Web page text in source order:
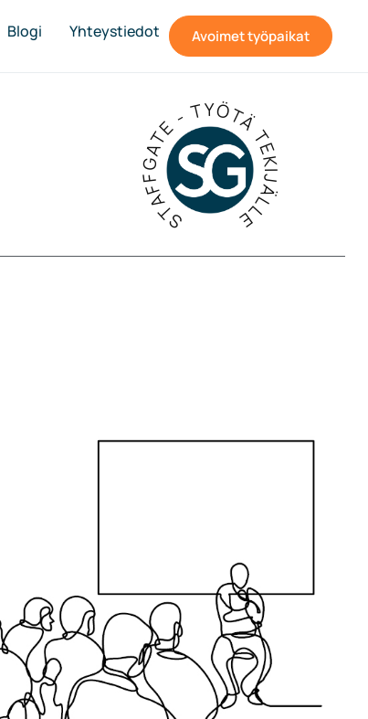
Blogi Yhteystiedot Avoimet työpaikat
STAFFGATE - TYÖTÄ TEKIJÄLLE